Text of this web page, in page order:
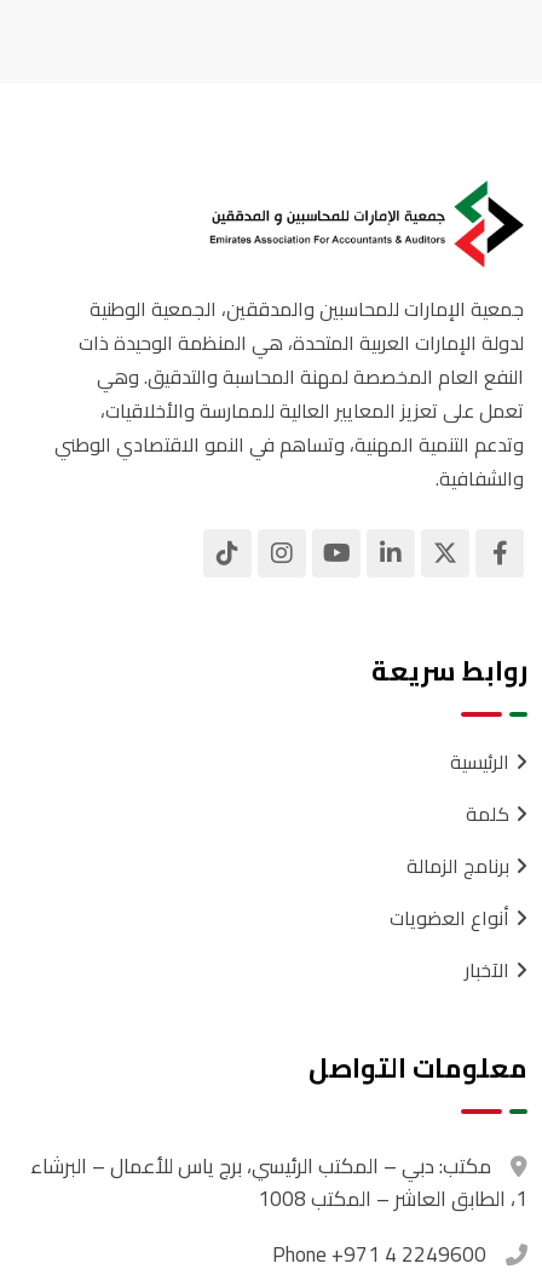
جمعية الإمارات للمحاسبين والمدققين، الجمعية الوطنية
لدولة الإمارات العربية المتحدة، هي المنظمة الوحيدة ذات
النفع العام المخصصة لمهنة المحاسبة والتدقيق. وهي
تعمل على تعزيز المعايير العالية للممارسة والأخلاقيات،
وتدعم التنمية المهنية، وتساهم في النمو الاقتصادي الوطني
والشفافية.
روابط سريعة
الرئيسية
كلمة
برنامج الزمالة
أنواع العضويات
الآخبار
معلومات التواصل
مكتب:دبي – المكتب الرئيسي، برج ياس للأعمال – البرشاء
1، الطابق العاشر – المكتب 1008
Phone+971 4 2249600